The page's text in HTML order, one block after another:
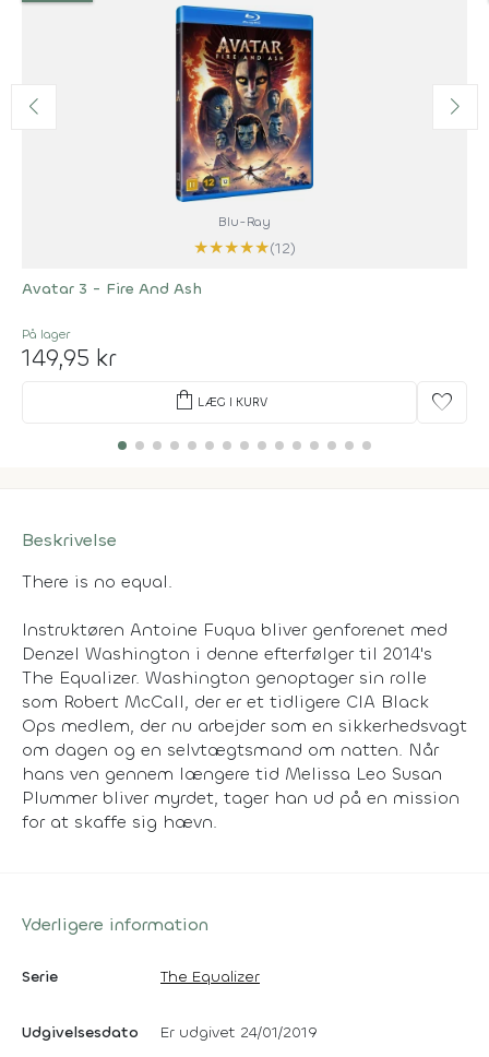
Blu-Ray
★★★★★(12)
Avatar 3 - Fire And Ash
På lager
149,95 kr
shopping_bag LÆG I KURV favorite
Beskrivelse
There is no equal.
Instruktøren Antoine Fuqua bliver genforenet med
Denzel Washington i denne efterfølger til 2014's
The Equalizer. Washington genoptager sin rolle
som Robert McCall, der er et tidligere CIA Black
Ops medlem, der nu arbejder som en sikkerhedsvagt
om dagen og en selvtægtsmand om natten. Når
hans ven gennem længere tid Melissa Leo Susan
Plummer bliver myrdet, tager han ud på en mission
for at skaffe sig hævn.
Yderligere information
Serie The Equalizer
Udgivelsesdato Er udgivet 24/01/2019